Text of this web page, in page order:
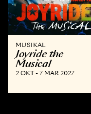
MUSIKAL
Joyride the
Musical
2 OKT - 7 MAR 2027